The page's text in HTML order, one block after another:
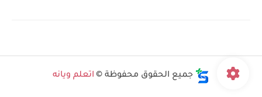
جميع الحقوق محفوظة © اتعلم ويانه